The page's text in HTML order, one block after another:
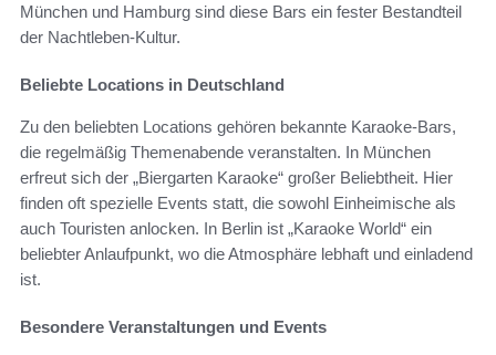
München und Hamburg sind diese Bars ein fester Bestandteil
der Nachtleben-Kultur.
Beliebte Locations in Deutschland
Zu den beliebten Locations gehören bekannte Karaoke-Bars,
die regelmäßig Themenabende veranstalten. In München
erfreut sich der „Biergarten Karaoke“ großer Beliebtheit. Hier
finden oft spezielle Events statt, die sowohl Einheimische als
auch Touristen anlocken. In Berlin ist „Karaoke World“ ein
beliebter Anlaufpunkt, wo die Atmosphäre lebhaft und einladend
ist.
Besondere Veranstaltungen und Events